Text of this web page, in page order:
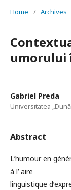
Home / Archives
umorului
Gabriel Preda
Universitatea
Abstract
Lʹhumour en
à l’ aire
linguistique